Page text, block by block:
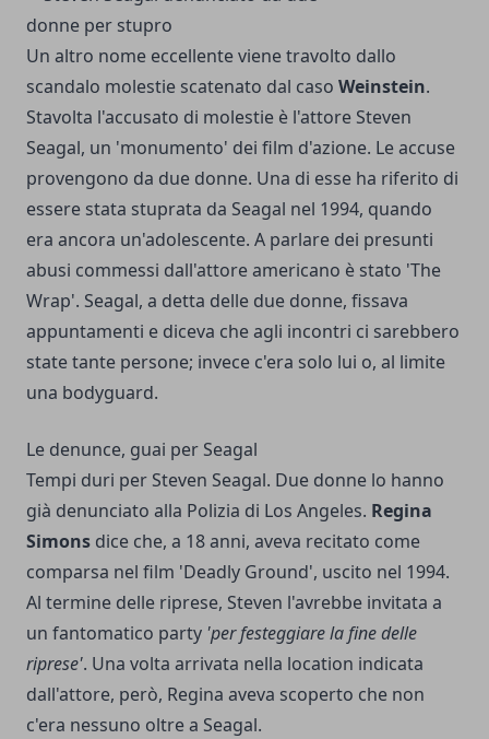
Un altro nome eccellente viene travolto dallo
scandalo molestie scatenato dal caso Weinstein.
Stavolta l'accusato di molestie è l'attore Steven
Seagal, un 'monumento' dei film d'azione. Le accuse
provengono da due donne. Una di esse ha riferito di
essere stata stuprata da Seagal nel 1994, quando
era ancora un'adolescente. A parlare dei presunti
abusi commessi dall'attore americano è stato 'The
Wrap'. Seagal, a detta delle due donne, fissava
appuntamenti e diceva che agli incontri ci sarebbero
state tante persone; invece c'era solo lui o, al limite
una bodyguard.
Le denunce, guai per Seagal
Tempi duri per Steven Seagal. Due donne lo hanno
già denunciato alla Polizia di Los Angeles. Regina
Simons dice che, a 18 anni, aveva recitato come
comparsa nel film 'Deadly Ground', uscito nel 1994.
Al termine delle riprese, Steven l'avrebbe invitata a
un fantomatico party 'per festeggiare la fine delle
riprese'. Una volta arrivata nella location indicata
dall'attore, però, Regina aveva scoperto che non
c'era nessuno oltre a Seagal.